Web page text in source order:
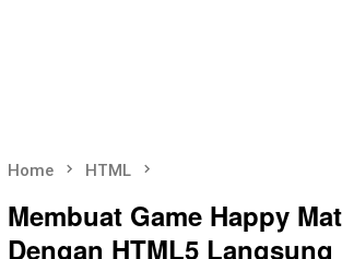
Home HTML
Membuat Game Happy
Dengan HTML5 Langsung